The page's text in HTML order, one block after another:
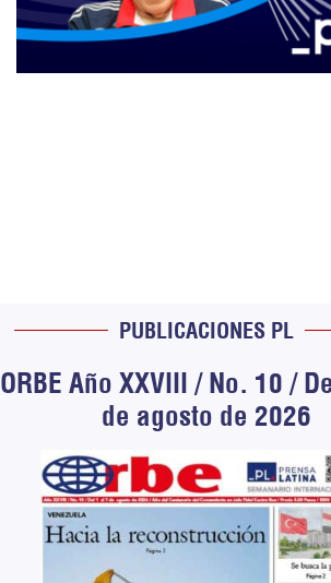
PUBLICACIONES PL
ORBE Año XXVIII / No. 10 /
de agosto de 2026